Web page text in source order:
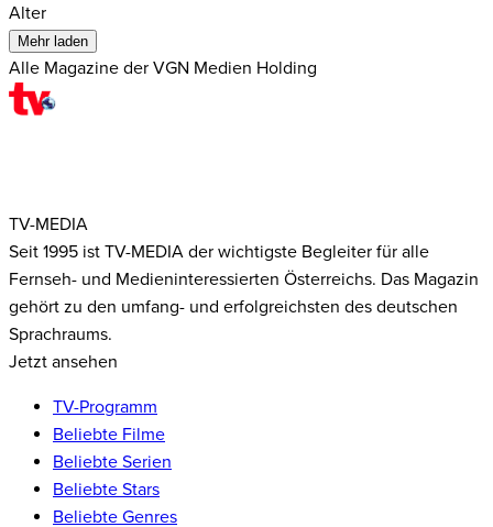
Alter
Mehr laden
Alle Magazine der VGN Medien Holding
TV-MEDIA
Seit 1995 ist TV-MEDIA der wichtigste Begleiter für alle
Fernseh- und Medieninteressierten Österreichs. Das Magazin
gehört zu den umfang- und erfolgreichsten des deutschen
Sprachraums.
Jetzt ansehen
TV-Programm
Beliebte Filme
Beliebte Serien
Beliebte Stars
Beliebte Genres